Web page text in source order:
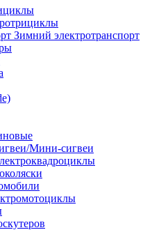
Зимний электротранспорт
Мини-сигвеи